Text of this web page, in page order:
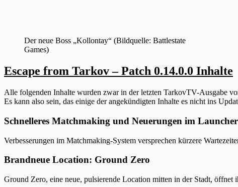
Der neue Boss „Kollontay“ (Bildquelle: Battlestate
Games)
Escape from Tarkov – Patch 0.14.0.0 Inhalte
Alle folgenden Inhalte wurden zwar in der letzten TarkovTV-Ausgabe
Es kann also sein, das einige der angekündigten Inhalte es nicht ins
Schnelleres Matchmaking und Neuerungen im Launcher
Verbesserungen im Matchmaking-System versprechen kürzere
Brandneue Location: Ground Zero
Ground Zero, eine neue, pulsierende Location mitten in der Stadt,